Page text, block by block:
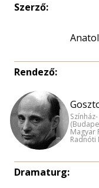
Szerző:
Rendező:
Magyar
Radnóti
Dramaturg: